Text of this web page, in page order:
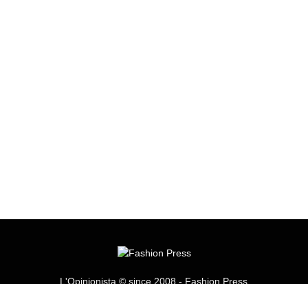
L'Opinionista © since 2008 - Fashion Press